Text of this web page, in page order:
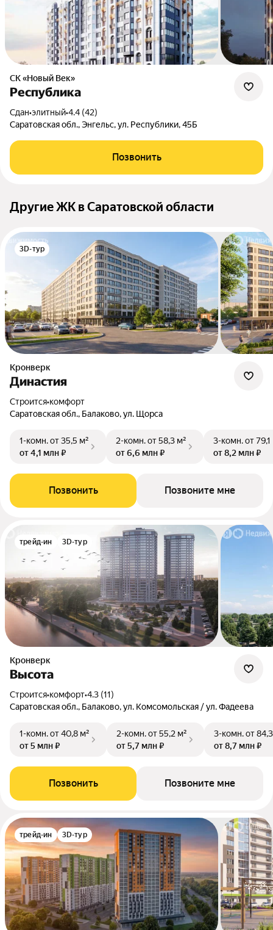
СК «Новый Век»
Республика
Сдан•элитный•4.4 (42)
Саратовская обл., Энгельс, ул. Республики, 45Б
Позвонить
Другие ЖК в Саратовской области
3D-тур
Кронверк
Династия
Строится•комфорт
Саратовская обл., Балаково, ул. Щорса
1-комн.от 35,5 м²
от 4,1 млн ₽
2-комн.от 58,3 м²
от 6,6 млн ₽
3-комн.от 79,1
от 8,2 млн ₽
Позвонить Позвоните мне
трейд-ин 3D-тур
Кронверк
Высота
Строится•комфорт•4.3 (11)
Саратовская обл., Балаково, ул. Комсомольская / ул. Фадеева
1-комн.от 40,8 м²
от 5 млн ₽
2-комн.от 55,2 м²
от 5,7 млн ₽
3-комн.от
от 8,7 млн ₽
Позвонить Позвоните мне
трейд-ин 3D-тур